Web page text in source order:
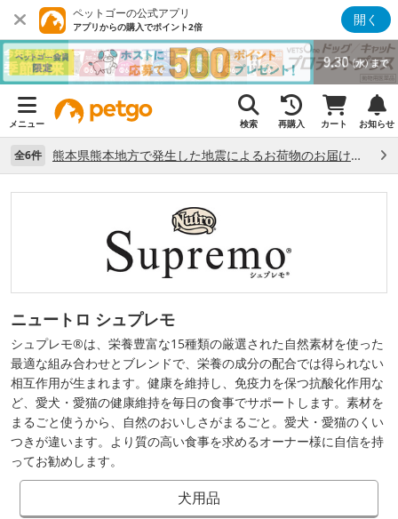
ペットゴーの公式アプリ
アプリからの購入でポイント2倍 開く
メニュー 検索 再購入 カート お知らせ
全6件 熊本県熊本地方で発生した地震によるお荷物のお届け状況について （7/28）
ニュートロ シュプレモ
シュプレモ®は、栄養豊富な15種類の厳選された自然素材を使った
最適な組み合わせとブレンドで、栄養の成分の配合では得られない
相互作用が生まれます。健康を維持し、免疫力を保つ抗酸化作用な
ど、愛犬・愛猫の健康維持を毎日の食事でサポートします。素材を
まるごと使うから、自然のおいしさがまるごと。愛犬・愛猫のくい
つきが違います。より質の高い食事を求めるオーナー様に自信を持
ってお勧めします。
犬用品